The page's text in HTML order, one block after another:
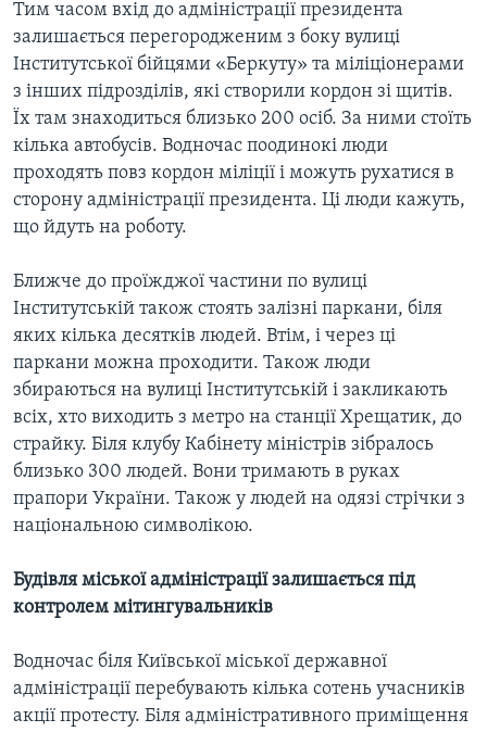
Тим часом вхід до адміністрації президента
залишається перегородженим з боку вулиці
Інститутської бійцями «Беркуту» та міліціонерами
з інших підрозділів, які створили кордон зі щитів.
Їх там знаходиться близько 200 осіб. За ними стоїть
кілька автобусів. Водночас поодинокі люди
проходять повз кордон міліції і можуть рухатися в
сторону адміністрації президента. Ці люди кажуть,
що йдуть на роботу.
Ближче до проїжджої частини по вулиці
Інститутській також стоять залізні паркани, біля
яких кілька десятків людей. Втім, і через ці
паркани можна проходити. Також люди
збираються на вулиці Інститутській і закликають
всіх, хто виходить з метро на станції Хрещатик, до
страйку. Біля клубу Кабінету міністрів зібралось
близько 300 людей. Вони тримають в руках
прапори України. Також у людей на одязі стрічки з
національною символікою.
Будівля міської адміністрації залишається під
контролем мітингувальників
Водночас біля Київської міської державної
адміністрації перебувають кілька сотень учасників
акції протесту. Біля адміністративного приміщення